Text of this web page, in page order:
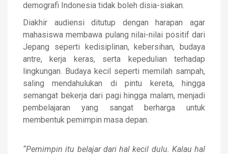
demografi Indonesia tidak boleh disia-siakan.
Diakhir audiensi ditutup dengan harapan agar
mahasiswa membawa pulang nilai-nilai positif dari
Jepang seperti kedisiplinan, kebersihan, budaya
antre, kerja keras, serta kepedulian terhadap
lingkungan. Budaya kecil seperti memilah sampah,
saling mendahulukan di pintu kereta, hingga
semangat bekerja dari pagi hingga malam, menjadi
pembelajaran yang sangat berharga untuk
membentuk pemimpin masa depan.
“Pemimpin itu belajar dari hal kecil dulu. Kalau hal